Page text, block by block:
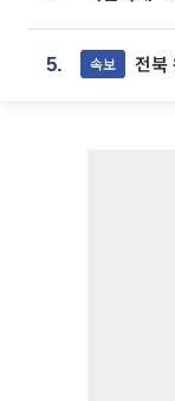
5. 속보 전북